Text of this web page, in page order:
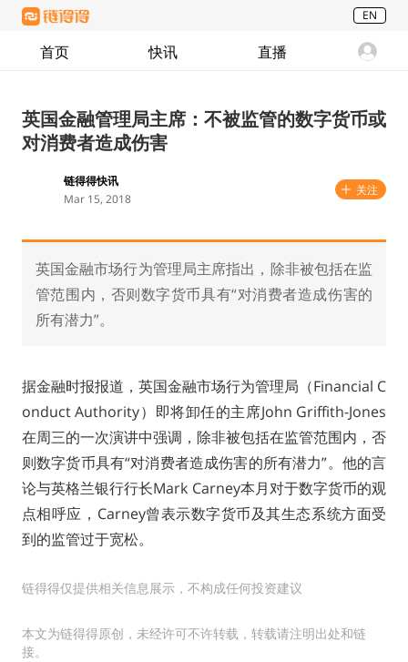
EN
首页 快讯 直播
英国金融管理局主席：不被监管的数字货币或
对消费者造成伤害
链得得快讯
Mar 15, 2018
关注
英国金融市场行为管理局主席指出，除非被包括在监
管范围内，否则数字货币具有“对消费者造成伤害的
所有潜力”。
据金融时报报道，英国金融市场行为管理局（Financial C
onduct Authority）即将卸任的主席John Griffith-Jones
在周三的一次演讲中强调，除非被包括在监管范围内，否
则数字货币具有“对消费者造成伤害的所有潜力”。他的言
论与英格兰银行行长Mark Carney本月对于数字货币的观
点相呼应，Carney曾表示数字货币及其生态系统方面受
到的监管过于宽松。
链得得仅提供相关信息展示，不构成任何投资建议
本文为链得得原创，未经许可不许转载，转载请注明出处和链
接。